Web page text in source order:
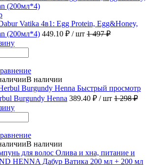
Vatika 4в1: Egg Protein, Egg&Honey,
(200мл*4) 449.10 ₽ / шт 1 497 ₽
В наличии
Быстрый просмотр
Burgundy Henna 389.40 ₽ / шт 1 298 ₽
В наличии